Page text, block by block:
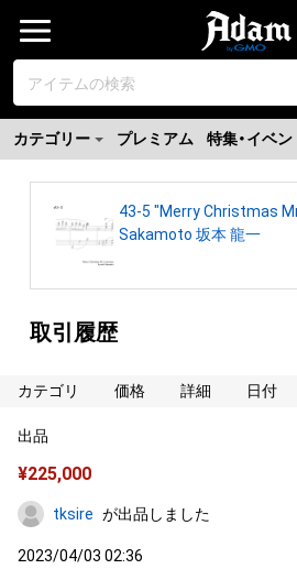
カテゴリー プレミアム 特集・イベン
43-5 "Merry Christmas
Sakamoto 坂本 龍一
取引履歴
カテゴリ 価格 詳細 日付
出品
¥225,000
tksire が出品しました
2023/04/03 02:36